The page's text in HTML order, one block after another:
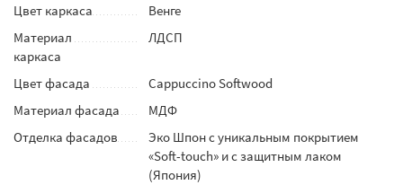
Цвет каркаса
Венге
Материал
каркаса
ЛДСП
Цвет фасада
Cappuccino Softwood
Материал фасада
МДФ
Отделка фасадов
Эко Шпон с уникальным покрытием
«Soft-touch» и с защитным лаком
(Япония)